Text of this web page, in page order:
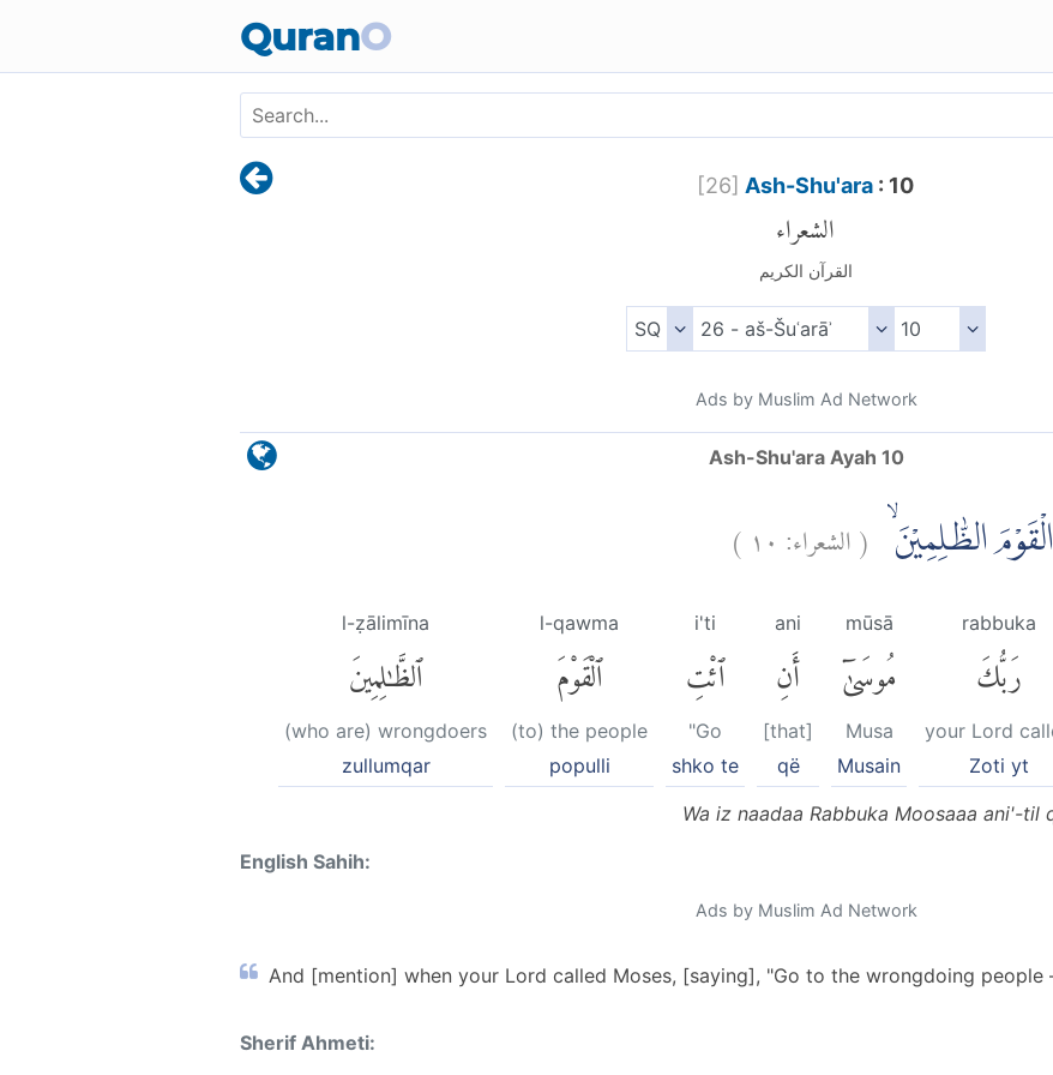
QuranO
[26] Ash-Shu'ara : 10
الشعراء
القرآن الكريم
Ads by Muslim Ad Network
Ash-Shu'ara Ayah 10
الظّٰلِمِيْنَ (الشعراء: ١٠ )
rabbuka
رَبُّكَ
your Lord
Zoti yt
mūsā
مُوسَىٰٓ
Musa
Musain
ani
أَنِ
[that]
që
i'ti
ٱئْتِ
"Go
shko te
l-qawma
ٱلْقَوْمَ
(to) the people
populli
l-ẓālimīna
ٱلظَّٰلِمِينَ
(who are) wrongdoers
zullumqar
Wa iz naadaa Rabbuka Moosaaa ani'-til
English Sahih:
Ads by Muslim Ad Network
And [mention] when your Lord called Moses, [saying], "Go to the wrongdoing people
Sherif Ahmeti: